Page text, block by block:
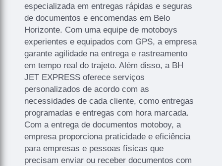
especializada em entregas rápidas e seguras
de documentos e encomendas em Belo
Horizonte. Com uma equipe de motoboys
experientes e equipados com GPS, a empresa
garante agilidade na entrega e rastreamento
em tempo real do trajeto. Além disso, a BH
JET EXPRESS oferece serviços
personalizados de acordo com as
necessidades de cada cliente, como entregas
programadas e entregas com hora marcada.
Com a entrega de documentos motoboy, a
empresa proporciona praticidade e eficiência
para empresas e pessoas físicas que
precisam enviar ou receber documentos com